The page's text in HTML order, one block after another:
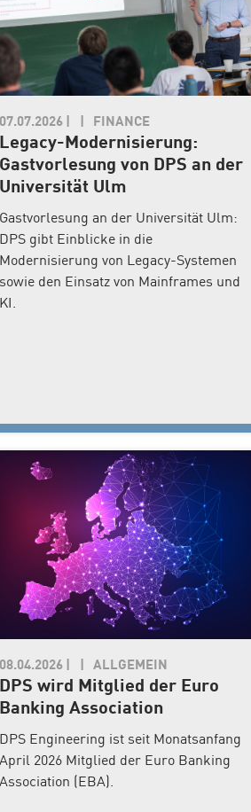
07.07.2026| FINANCE
Legacy-Modernisierung:
Gastvorlesung von DPS an der
Universität Ulm
Gastvorlesung an der Universität Ulm:
DPS gibt Einblicke in die
Modernisierung von Legacy-Systemen
sowie den Einsatz von Mainframes und
KI.
08.04.2026| ALLGEMEIN
DPS wird Mitglied der Euro
Banking Association
DPS Engineering ist seit Monatsanfang
April 2026 Mitglied der Euro Banking
Association (EBA).